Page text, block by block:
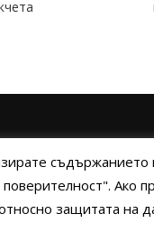
ЗАПИТВАНЕ
съдържанието
Ако
защитата на